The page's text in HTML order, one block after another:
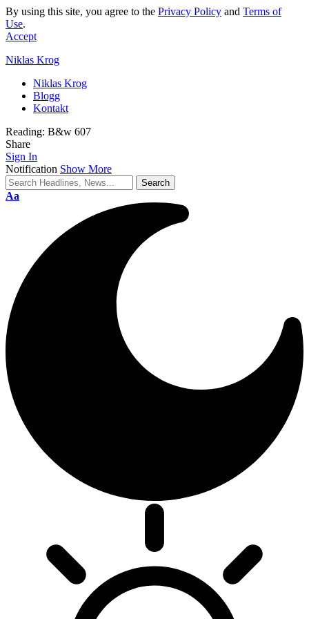
By using this site, you agree to the Privacy Policy and Terms of
Use.
Accept
Niklas Krog
Niklas Krog
Blogg
Kontakt
Reading: B&w 607
Share
Sign In
Notification Show More
Font
Aa